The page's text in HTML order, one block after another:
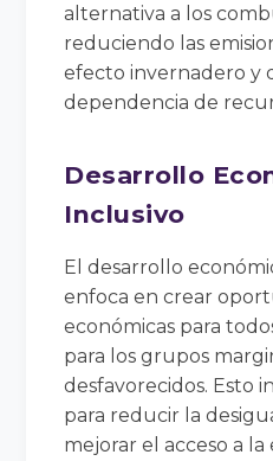
alternativa a los
reduciendo las
efecto invernadero y
dependencia de
Desarrollo
Inclusivo
El desarrollo
enfoca en crear
económicas para
para los grupos
desfavorecidos. Esto
para reducir la
mejorar el acceso a